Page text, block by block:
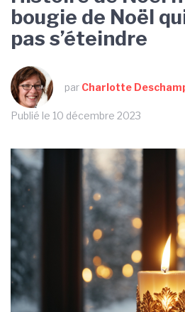
bougie de Noël
pas s’éteindre
par Charlotte
Publié le 10 décembre 2023